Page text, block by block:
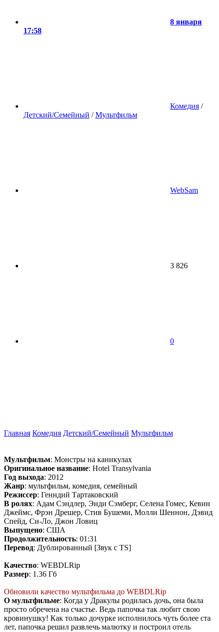
8 января
17:58
Комедия /
Детский/Семейный /Мультфильм
WebSam
3 826
0
Главная Комедия Детский/Семейный Мультфильм
Мультфильм: Монстры на каникулах
Оригинальное название: Hotel Transylvania
Год выхода: 2012
Жанр: мультфильм, комедия, семейный
Режиссер: Генндий Тартаковский
В ролях: Адам Сэндлер, Энди Сэмберг, Селена Гомес, Кевин
Джеймс, Фрэн Дрешер, Стив Бушеми, Молли Шеннон, Дэвид
Спейд, Си-Ло, Джон Ловиц
Выпущено: США
Продолжительность: 01:31
Перевод: Дублированный [Звук с TS]
Качество: WEBDLRip
Размер: 1.36 Гб
Обновили качество мультфильма до WEBDLRip
О мультфильме: Когда у Дракулы родилась дочь, она была
просто обречена на счастье. Ведь папочка так любит свою
кровинушку! Как только дочурке исполнилось чуть более ста
лет, папочка решил развлечь малютку и построил отель